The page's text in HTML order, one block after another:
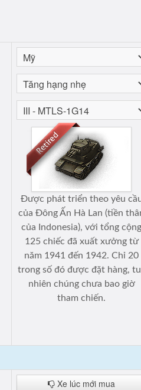
Được phát triển theo yêu
của Đông Ấn Hà Lan (tiền
của Indonesia), với tổng cộng
125 chiếc đã xuất xưởng từ
năm 1941 đến 1942. Chỉ 20
trong số đó được đặt hàng,
nhiên chúng chưa bao giờ
tham chiến.
Xe lúc mới mua